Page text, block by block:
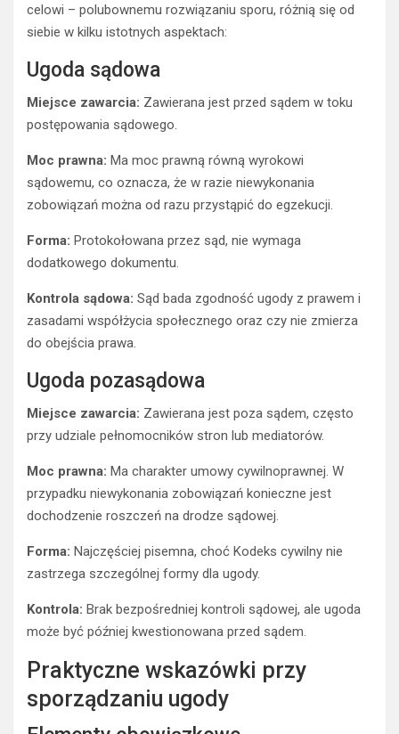
celowi – polubownemu rozwiązaniu sporu, różnią się od
siebie w kilku istotnych aspektach:
Ugoda sądowa
Miejsce zawarcia: Zawierana jest przed sądem w toku
postępowania sądowego.
Moc prawna: Ma moc prawną równą wyrokowi
sądowemu, co oznacza, że w razie niewykonania
zobowiązań można od razu przystąpić do egzekucji.
Forma: Protokołowana przez sąd, nie wymaga
dodatkowego dokumentu.
Kontrola sądowa: Sąd bada zgodność ugody z prawem i
zasadami współżycia społecznego oraz czy nie zmierza
do obejścia prawa.
Ugoda pozasądowa
Miejsce zawarcia: Zawierana jest poza sądem, często
przy udziale pełnomocników stron lub mediatorów.
Moc prawna: Ma charakter umowy cywilnoprawnej. W
przypadku niewykonania zobowiązań konieczne jest
dochodzenie roszczeń na drodze sądowej.
Forma: Najczęściej pisemna, choć Kodeks cywilny nie
zastrzega szczególnej formy dla ugody.
Kontrola: Brak bezpośredniej kontroli sądowej, ale ugoda
może być później kwestionowana przed sądem.
Praktyczne wskazówki przy
sporządzaniu ugody